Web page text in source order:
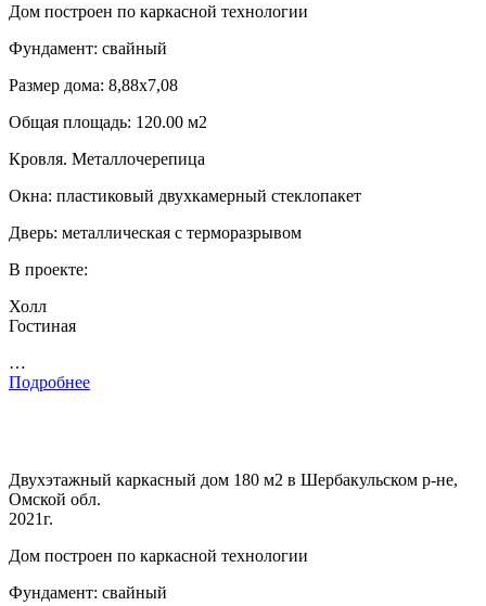
Дом построен по каркасной технологии
Фундамент: свайный
Размер дома: 8,88х7,08
Общая площадь: 120.00 м2
Кровля. Металлочерепица
Окна: пластиковый двухкамерный стеклопакет
Дверь: металлическая с терморазрывом
В проекте:
Холл
Гостиная
…
Подробнее
Двухэтажный каркасный дом 180 м2 в Шербакульском р-не,
Омской обл.
2021г.
Дом построен по каркасной технологии
Фундамент: свайный